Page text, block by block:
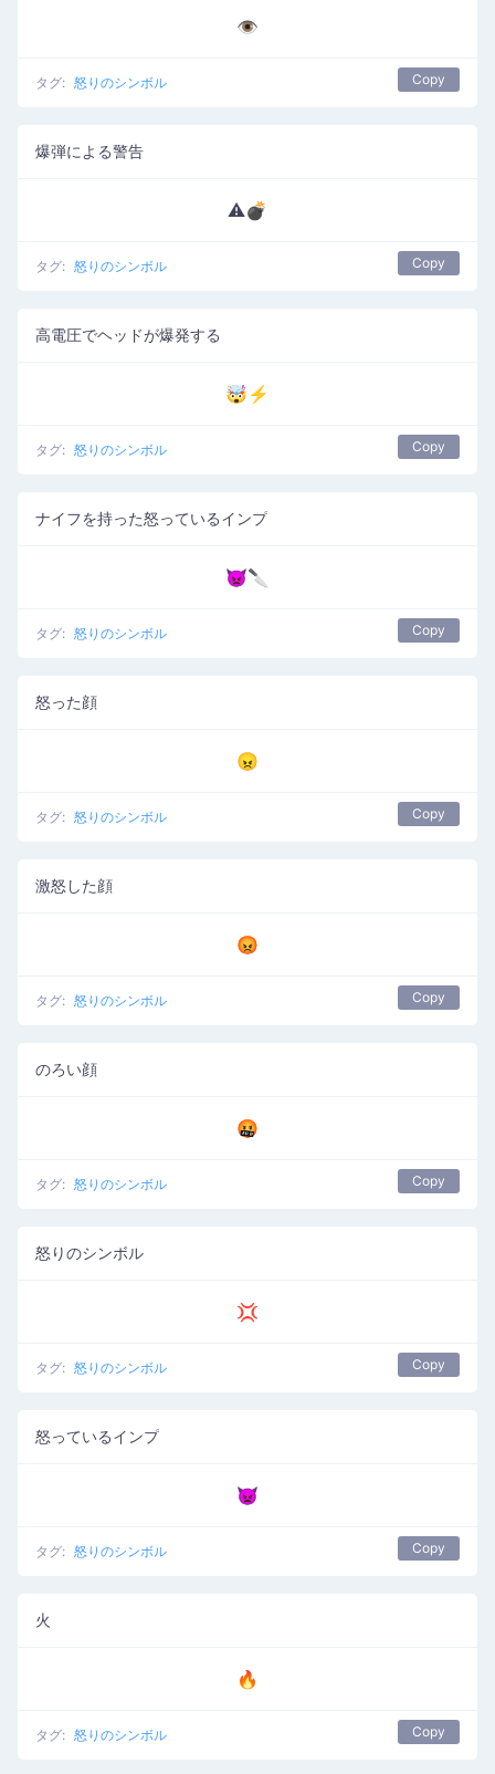
👁️
タグ: 怒りのシンボル Copy
爆弾による警告
⚠️💣
タグ: 怒りのシンボル Copy
高電圧でヘッドが爆発する
🤯⚡
タグ: 怒りのシンボル Copy
ナイフを持った怒っているインプ
👿🔪
タグ: 怒りのシンボル Copy
怒った顔
😠
タグ: 怒りのシンボル Copy
激怒した顔
😡
タグ: 怒りのシンボル Copy
のろい顔
🤬
タグ: 怒りのシンボル Copy
怒りのシンボル
💢
タグ: 怒りのシンボル Copy
怒っているインプ
👿
タグ: 怒りのシンボル Copy
火
🔥
タグ: 怒りのシンボル Copy